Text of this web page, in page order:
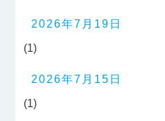
2026年7月19日
(1)
2026年7月15日
(1)